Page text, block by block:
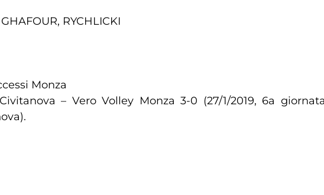
RYCHLICKI
Monza
– Vero Volley Monza 3-0 (27/1/2019, 6a